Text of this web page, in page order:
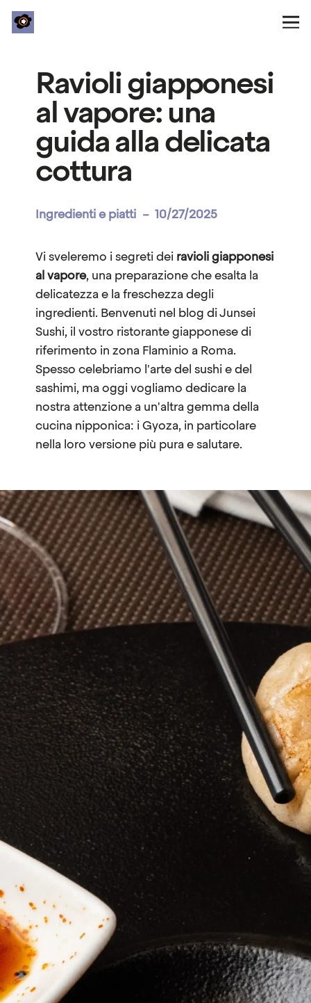
Ravioli giapponesi
al vapore: una
guida alla delicata
cottura
Ingredienti e piatti – 10/27/2025
Vi sveleremo i segreti dei ravioli giapponesi
al vapore, una preparazione che esalta la
delicatezza e la freschezza degli
ingredienti. Benvenuti nel blog di Junsei
Sushi, il vostro ristorante giapponese di
riferimento in zona Flaminio a Roma.
Spesso celebriamo l'arte del sushi e del
sashimi, ma oggi vogliamo dedicare la
nostra attenzione a un'altra gemma della
cucina nipponica: i Gyoza, in particolare
nella loro versione più pura e salutare.